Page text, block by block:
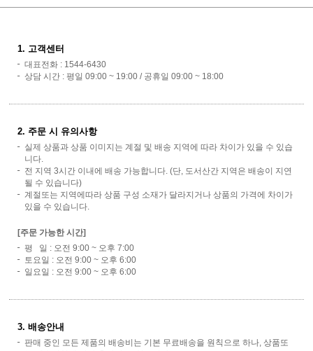
1. 고객센터
대표전화 : 1544-6430
상담 시간 : 평일 09:00 ~ 19:00 / 공휴일 09:00 ~ 18:00
2. 주문 시 유의사항
실제 상품과 상품 이미지는 계절 및 배송 지역에 따라 차이가 있을 수 있습
니다.
전 지역 3시간 이내에 배송 가능합니다. (단, 도서산간 지역은 배송이 지연
될 수 있습니다)
계절또는 지역에따라 상품 구성 소재가 달라지거나 상품의 가격에 차이가
있을 수 있습니다.
[주문 가능한 시간]
평 일 : 오전 9:00 ~ 오후 7:00
토요일 : 오전 9:00 ~ 오후 6:00
일요일 : 오전 9:00 ~ 오후 6:00
3. 배송안내
판매 중인 모든 제품의 배송비는 기본 무료배송을 원칙으로 하나, 상품또